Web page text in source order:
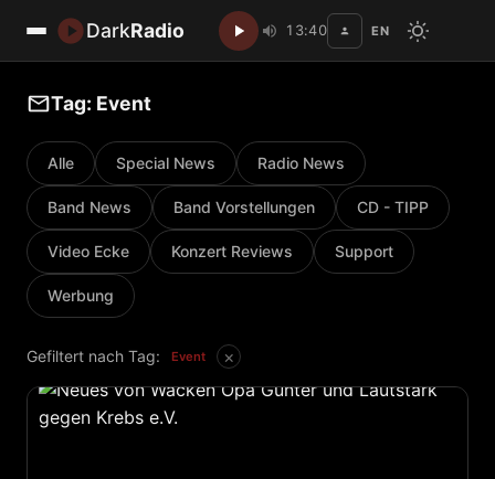
DarkRadio 13:40 EN
Tag: Event
Alle Special News Radio News
Band News Band Vorstellungen CD - TIPP
Video Ecke Konzert Reviews Support
Werbung
Gefiltert nach Tag: Event ×